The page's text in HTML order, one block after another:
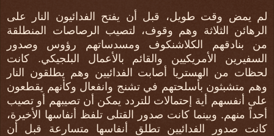
لم يمض وقت طويل، قبل أن يفتح الفدائيون النار على
الرهائن الثلاثة وهم وقوف، لتصيب الرصاصات المنطلقة
من بنادقهم الكلاشنكوف ومسدساتهم رؤوس وصدور
السفيرين الأمريكيين والقائم بالأعمال البلجيكي. كانت
لحظات من الهستريا أصابت الفدائيين وهم يطلقون النار
وهم متشبثون بأسلحتهم في تشنج وانفعال وكأنهم يقطعون
على أنفسهم أية إحتمالات للتردد يمكن أن تصيبهم أو تصيب
أحداً منهم. وبينما كانت صدور القتلى تلفظ أنفاسها الأخيرة،
كانت صدور الفدائيين تطلق أنفاسها متسارعة قبل أن